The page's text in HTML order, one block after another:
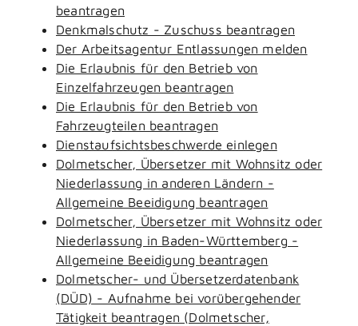
beantragen
Denkmalschutz - Zuschuss beantragen
Der Arbeitsagentur Entlassungen melden
Die Erlaubnis für den Betrieb von
Einzelfahrzeugen beantragen
Die Erlaubnis für den Betrieb von
Fahrzeugteilen beantragen
Dienstaufsichtsbeschwerde einlegen
Dolmetscher, Übersetzer mit Wohnsitz oder
Niederlassung in anderen Ländern -
Allgemeine Beeidigung beantragen
Dolmetscher, Übersetzer mit Wohnsitz oder
Niederlassung in Baden-Württemberg -
Allgemeine Beeidigung beantragen
Dolmetscher- und Übersetzerdatenbank
(DÜD) - Aufnahme bei vorübergehender
Tätigkeit beantragen (Dolmetscher,